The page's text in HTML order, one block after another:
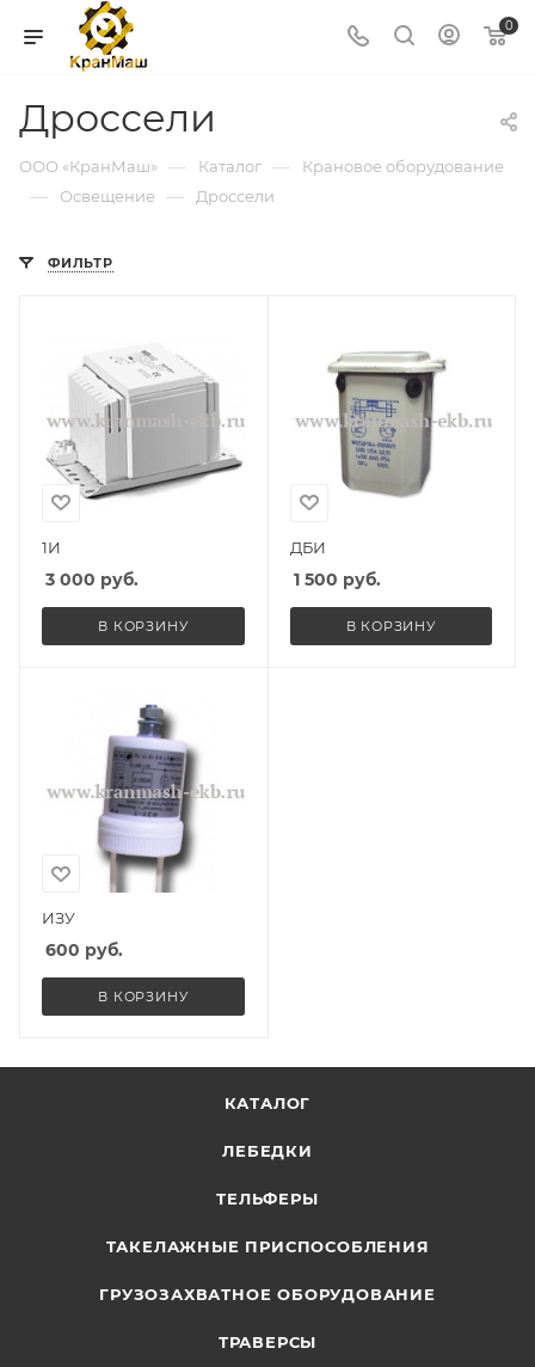
0
Дроссели
ООО «КранМаш» — Каталог — Крановое оборудование
— Освещение — Дроссели
ФИЛЬТР
1И
3 000 руб.
В КОРЗИНУ
ДБИ
1 500 руб.
В КОРЗИНУ
ИЗУ
600 руб.
В КОРЗИНУ
КАТАЛОГ
ЛЕБЕДКИ
ТЕЛЬФЕРЫ
ТАКЕЛАЖНЫЕ ПРИСПОСОБЛЕНИЯ
ГРУЗОЗАХВАТНОЕ ОБОРУДОВАНИЕ
ТРАВЕРСЫ